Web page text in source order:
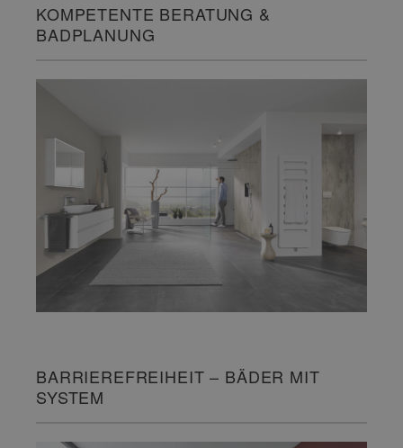
KOMPETENTE BERATUNG &
BADPLANUNG
BARRIEREFREIHEIT – BÄDER MIT
SYSTEM